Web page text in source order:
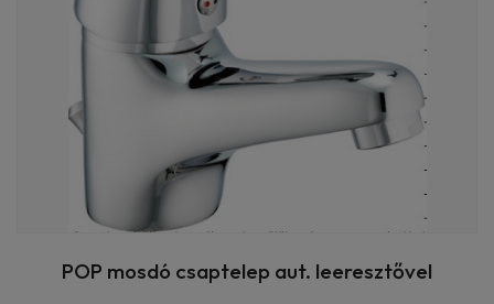
POP mosdó csaptelep aut. leeresztővel